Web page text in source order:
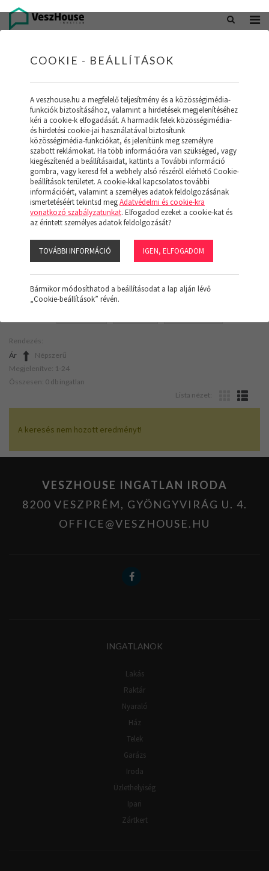
office@veszhouse.hu +36 20 402 5098
INGATLAN KÉSZLETÜNK
(19)
Szűrő megjelenítése
Rendezés:
Ár
Népszerű
Megjelenítve: 1-24
Összesen: 0 db ingatlan
Lista nézet:
A keresés nem hozott eredményt!
VESZHOUSE INGATLAN IRODA
8200 VESZPRÉM, GYÖNGYVIRÁG U. 4.
OFFICE@VESZHOUSE.HU
INGATLANOK
Lakás
Raktár
Nyaraló
Ház
Telek
Garázs
Iroda
Üzlethelyiség
Ipari
Zártkert
COOKIE - BEÁLLÍTÁSOK
A veszhouse.hu a megfelelő teljesítmény és a közösségimédia-
funkciók biztosításához, valamint a hirdetések megjelenítéséhez
kéri a cookie-k elfogadását. A harmadik felek közösségimédia-
és hirdetési cookie-jai használatával biztosítunk
közösségimédia-funkciókat, és jelenítünk meg személyre
szabott reklámokat. Ha több információra van szükséged, vagy
kiegészítenéd a beállításaidat, kattints a További információ
gombra, vagy keresd fel a webhely alsó részéről elérhető Cookie-
beállítások területet. A cookie-kkal kapcsolatos további
információért, valamint a személyes adatok feldolgozásának
ismertetéséért tekintsd megAdatvédelmi és cookie-kra
vonatkozó szabályzatunkat. Elfogadod ezeket a cookie-kat és
az érintett személyes adatok feldolgozását?
TOVÁBBI INFORMÁCIÓ IGEN, ELFOGADOM
Bármikor módosíthatod a beállításodat a lap alján lévő
„Cookie-beállítások” révén.